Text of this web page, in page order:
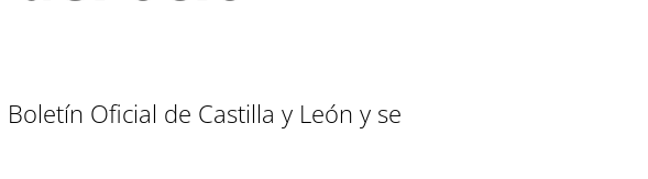
Oficial de Castilla y León y se